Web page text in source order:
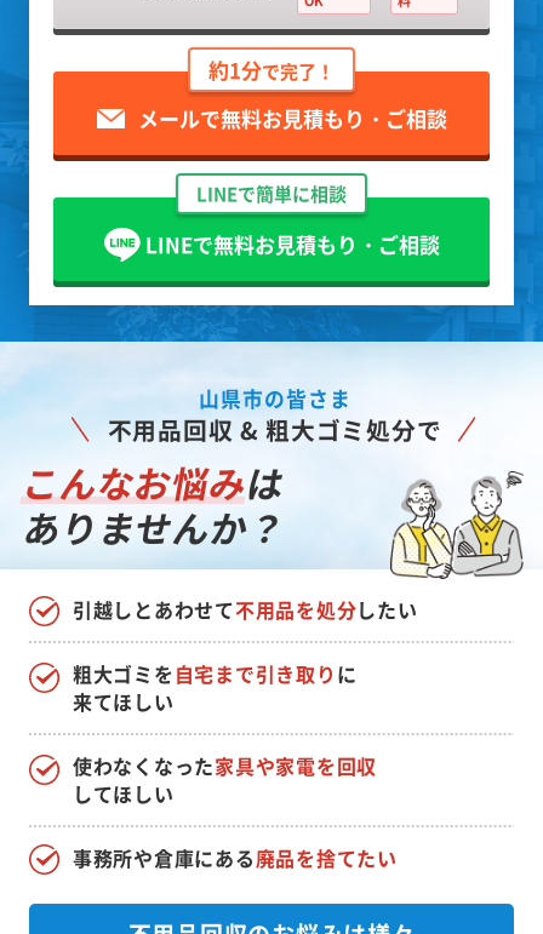
OK
料
約1分で完了！
メールで無料お見積もり・ご相談
LINEで簡単に相談
LINEで無料お見積もり・ご相談
山県市の皆さま
不用品回収 & 粗大ゴミ処分で
こんなお悩みは
ありませんか？
引越しとあわせて 不用品を処分 したい
使わなくなった家具や家電を回収
してほしい
粗大ゴミを 自宅まで引き取り に
来てほしい
事務所や倉庫にある廃品を捨てたい